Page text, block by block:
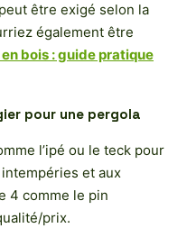
être exigé selon la
également être
bois : guide pratique
pour une pergola
l’ipé ou le teck pour
et aux
4 comme le pin
prix.